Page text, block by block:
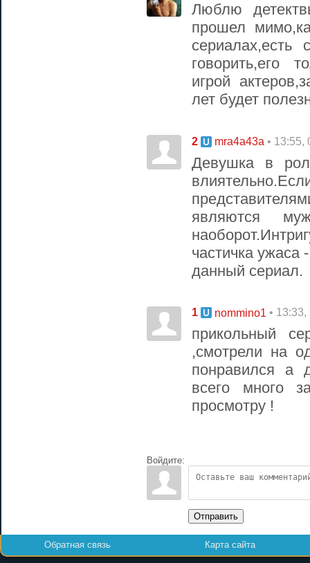
Люблю
прошел
говорить,его
игрой
лет будет
2 mra4a43a • 13:55,
Девушка в
являются
частичка ужаса
данный сериал.
1 nommino1 •
прикольный
,смотрели на
понравился а
всего много
просмотру !
Войдите:
Отправить
Обратная связь Карта сайта